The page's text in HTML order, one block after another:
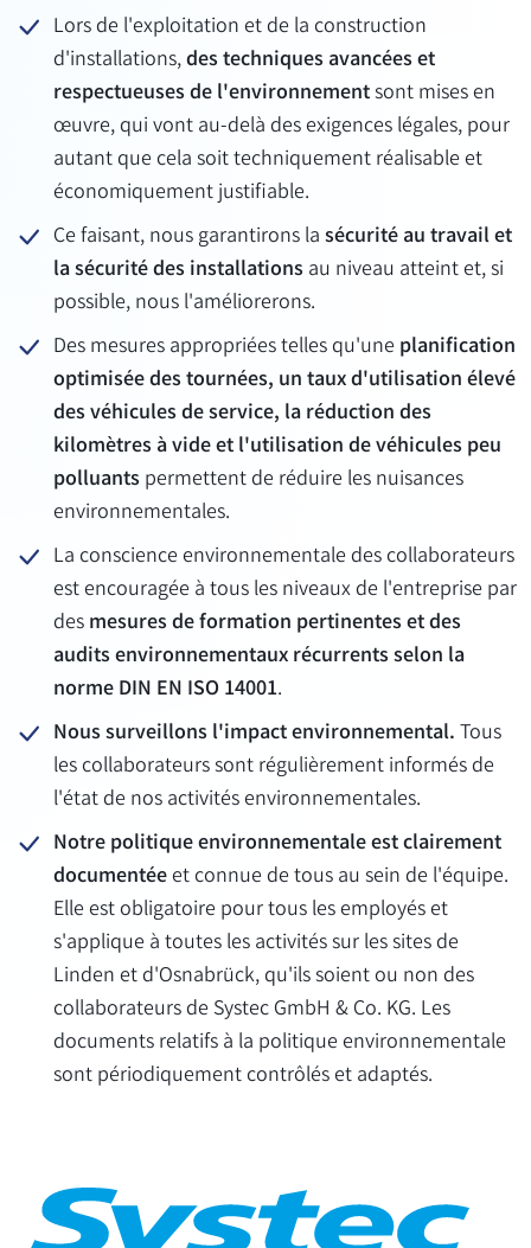
Lors de l'exploitation et de la construction
d'installations,des techniques avancées et
respectueuses de l'environnementsont mises en
œuvre, qui vont au-delà des exigences légales, pour
autant que cela soit techniquement réalisable et
économiquement justifiable.
Ce faisant, nous garantirons lasécurité au travail et
la sécurité des installationsau niveau atteint et, si
possible, nous l'améliorerons.
Des mesures appropriées telles qu'uneplanification
optimisée des tournées, un taux d'utilisation élevé
des véhicules de service, la réduction des
kilomètres à vide et l'utilisation de véhicules peu
polluantspermettent de réduire les nuisances
environnementales.
La conscience environnementale des collaborateurs
est encouragée à tous les niveaux de l'entreprise par
desmesures de formation pertinentes et des
audits environnementaux récurrentsselon la
norme DIN EN ISO 14001.
Nous surveillons l'impact environnemental.Tous
les collaborateurs sont régulièrement informés de
l'état de nos activités environnementales.
Notre politique environnementale est clairement
documentéeet connue de tous au sein de l'équipe.
Elle est obligatoire pour tous les employés et
s'applique à toutes les activités sur les sites de
Linden et d'Osnabrück, qu'ils soient ou non des
collaborateurs de Systec GmbH & Co. KG. Les
documents relatifs à la politique environnementale
sont périodiquement contrôlés et adaptés.